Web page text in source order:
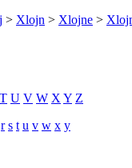
> Xlojn > Xlojne >
T U V W X Y Z
r s t u v w x y